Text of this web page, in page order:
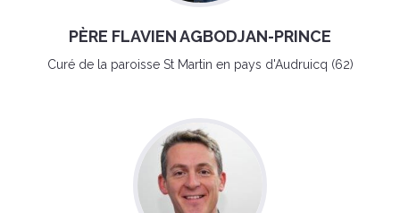
PÈRE FLAVIEN AGBODJAN-PRINCE
Curé de la paroisse St Martin en pays d'Audruicq (62)